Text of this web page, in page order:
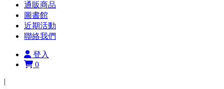
通販商品
圖書館
近期活動
聯絡我們
登入
0
|